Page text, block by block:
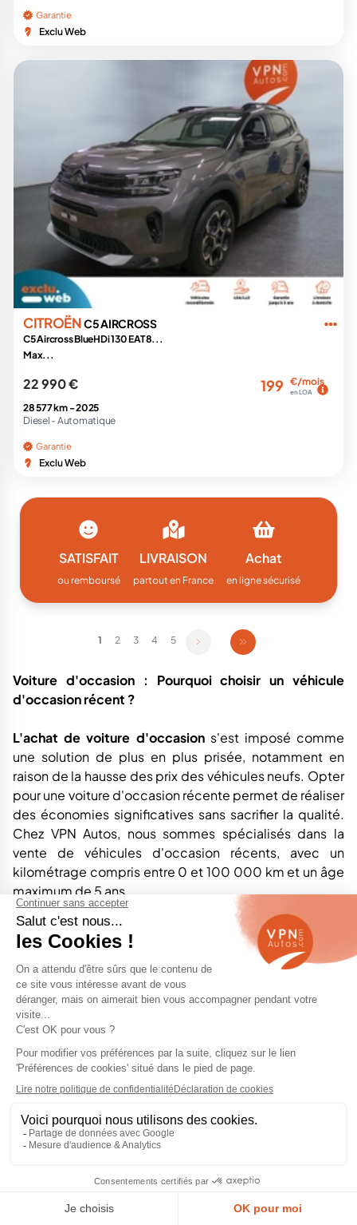
Garantie
Exclu Web
CITROËNC5 AIRCROSS
C5 Aircross BlueHDi 130 EAT8...
Max...
22 990 € 199 €/mois
en LOA
28 577 km -2025
Diesel - Automatique
Garantie
Exclu Web
SATISFAIT
ou remboursé
LIVRAISON
partout en France
Achat
en ligne sécurisé
1 2 3 4 5
Voiture d'occasion : Pourquoi choisir un véhicule
d'occasion récent ?
L'achat de voiture d'occasions'est imposé comme
une solution de plus en plus prisée, notamment en
raison de la hausse des prix des véhicules neufs. Opter
pour une voiture d'occasion récente permet de réaliser
des économies significatives sans sacrifier la qualité.
Chez VPN Autos, nous sommes spécialisés dans la
vente de véhicules d'occasion récents, avec un
kilométrage compris entre 0 et 100 000 km et un âge
maximum de 5 ans.
Ce segment de l'occasion récente offre un excellent
compromis entre performance, fiabilité et prix.
Pourquoi payer le prix fort pour un modèle neuf, alors
qu’il est possible d’obtenir une voiture quasi-neuve à
un coût bien plus avantageux ? Les véhicules que nous
proposons bénéficient de toutes les technologies
modernes, tout en ayant été soigneusement
stricts.
voitures d'occasion , y compris des modèles hybrides
et électriques. Les véhicules fonctionnant avec des
rechargeables (PHEV) ou les micro-hybrides (MHEV),
l'occasion. Ces modèles sont particulièrement